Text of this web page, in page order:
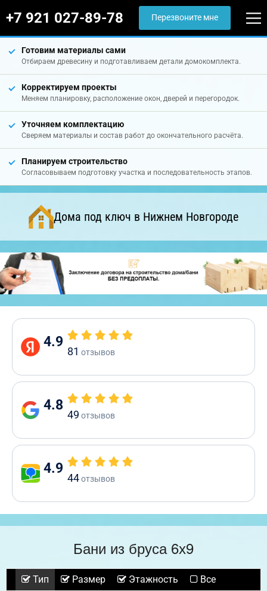
+7 921 027-89-78 Перезвоните мне
Готовим материалы сами
Отбираем древесину и подготавливаем детали домокомплекта.
Корректируем проекты
Меняем планировку, расположение окон, дверей и перегородок.
Уточняем комплектацию
Сверяем материалы и состав работ до окончательного расчёта.
Планируем строительство
Согласовываем подготовку участка и последовательность этапов.
Дома под ключ в Нижнем Новгороде
4.9
81 отзывов
4.8
49 отзывов
4.9
44отзывов
Бани из бруса 6х9
Тип Размер Этажность Все